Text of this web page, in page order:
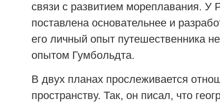
связи с развитием мореплавания. У
поставлена основательнее и
его личный опыт путешественника
опытом Гумбольдта.
В двух планах прослеживается
пространству. Так, он писал, что